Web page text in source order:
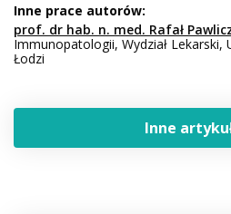
Inne prace autorów:
prof. dr hab. n. med. Rafał
Immunopatologii, Wydział Lekarski,
Łodzi
Inne